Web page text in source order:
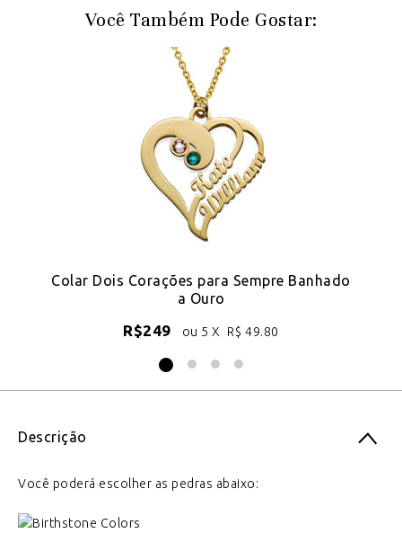
Você Também Pode Gostar:
Colar Dois Corações para Sempre Banhado
a Ouro
R$249 ou 5 X R$ 49.80
Descrição
Você poderá escolher as pedras abaixo: